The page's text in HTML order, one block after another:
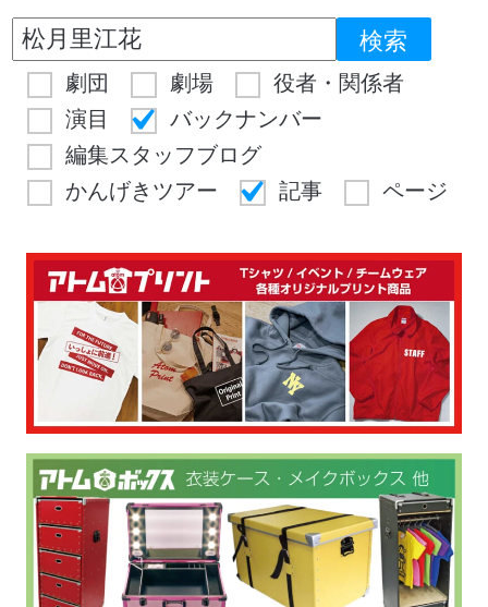
劇団 劇場
役者・関係者
演目
バックナンバー
編集スタッフブログ
かんげきツアー
記事 ページ